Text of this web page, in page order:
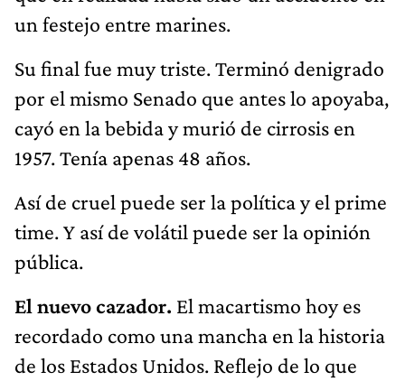
un festejo entre marines.
Su final fue muy triste. Terminó denigrado
por el mismo Senado que antes lo apoyaba,
cayó en la bebida y murió de cirrosis en
1957. Tenía apenas 48 años.
Así de cruel puede ser la política y el prime
time. Y así de volátil puede ser la opinión
pública.
El nuevo cazador. El macartismo hoy es
recordado como una mancha en la historia
de los Estados Unidos. Reflejo de lo que